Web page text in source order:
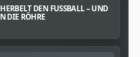
DEN FUSSBALL – UND D
DIE RÖHRE